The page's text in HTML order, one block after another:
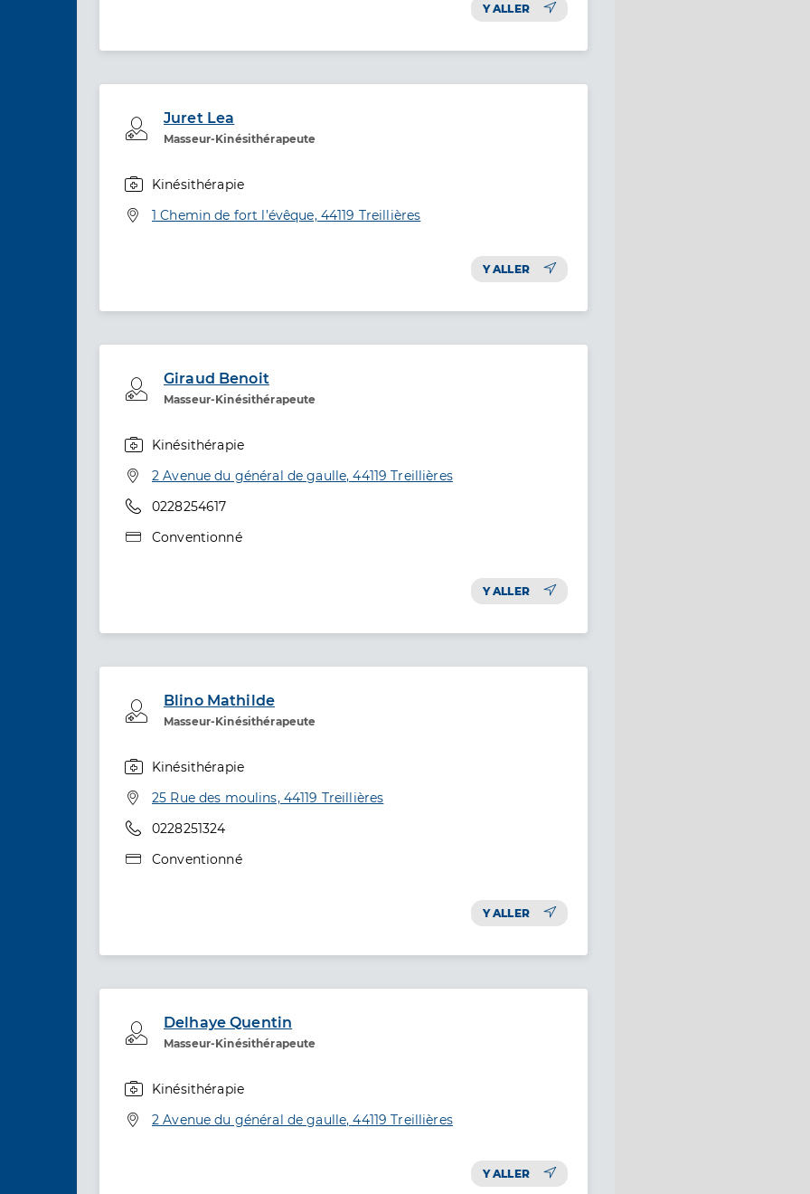
Y ALLER
Juret Lea
Masseur-Kinésithérapeute
Professionel de santé
Kinésithérapie
Adresse
1 Chemin de fort l’évêque, 44119 Treillières
Y ALLER
Giraud Benoit
Masseur-Kinésithérapeute
Professionel de santé
Kinésithérapie
Adresse
2 Avenue du général de gaulle, 44119 Treillières
Téléphone
0228254617
Type de convention
Conventionné
Y ALLER
Blino Mathilde
Masseur-Kinésithérapeute
Professionel de santé
Kinésithérapie
Adresse
25 Rue des moulins, 44119 Treillières
Téléphone
0228251324
Type de convention
Conventionné
Y ALLER
Delhaye Quentin
Masseur-Kinésithérapeute
Professionel de santé
Kinésithérapie
Adresse
2 Avenue du général de gaulle, 44119 Treillières
Y ALLER